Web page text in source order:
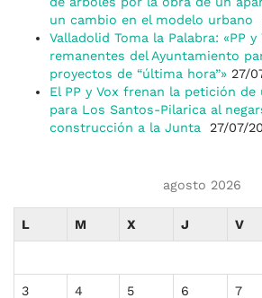
un cambio en el modelo urbano
Valladolid Toma la Palabra: «PP
remanentes del Ayuntamiento
proyectos de “última hora”» 27/
El PP y Vox frenan la petición
para Los Santos-Pilarica al
construcción a la Junta
27/07/
agosto 2026
L M X J V
3 4 5 6 7